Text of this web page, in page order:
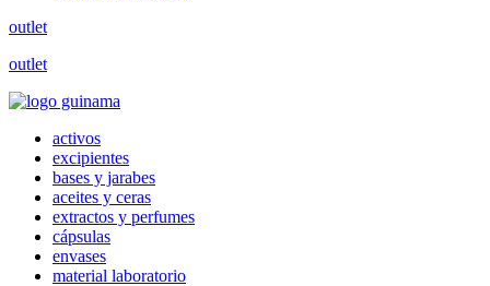
outlet
outlet
activos
excipientes
bases y jarabes
aceites y ceras
extractos y perfumes
cápsulas
envases
material laboratorio